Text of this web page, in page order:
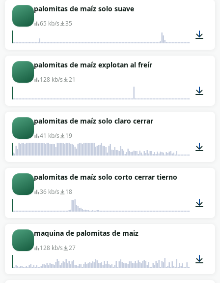
palomitas de maíz solo suave
65 kb/s 35
palomitas de maíz explotan al freír
128 kb/s 21
palomitas de maíz solo claro cerrar
41 kb/s 19
palomitas de maíz solo corto cerrar tierno
36 kb/s 18
maquina de palomitas de maiz
128 kb/s 27